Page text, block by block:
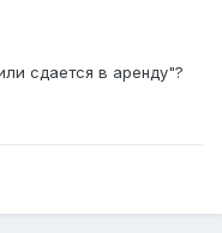
сдается в аренду"?